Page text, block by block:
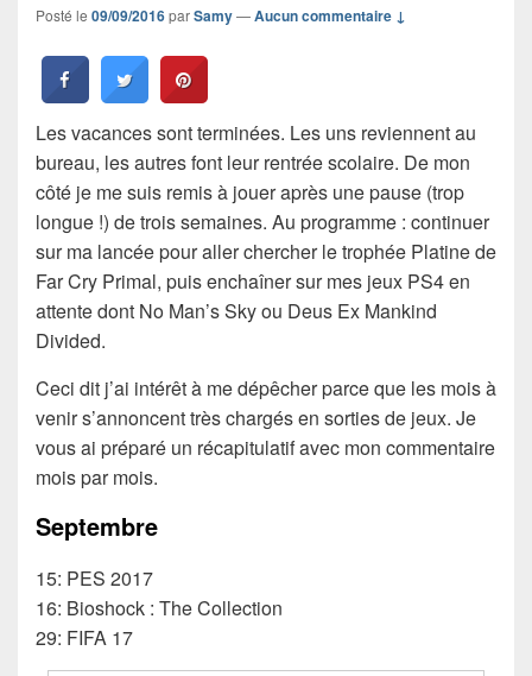
Posté le 09/09/2016parSamy—Aucun commentaire ↓
Les vacances sont terminées. Les uns reviennent au
bureau, les autres font leur rentrée scolaire. De mon
côté je me suis remis à jouer après une pause (trop
longue !) de trois semaines. Au programme : continuer
sur ma lancée pour aller chercher le trophée Platine de
Far Cry Primal, puis enchaîner sur mes jeux PS4 en
attente dont No Man’s Sky ou Deus Ex Mankind
Divided.
Ceci dit j’ai intérêt à me dépêcher parce que les mois à
venir s’annoncent très chargés en sorties de jeux. Je
vous ai préparé un récapitulatif avec mon commentaire
mois par mois.
Septembre
15: PES 2017
16: Bioshock : The Collection
29: FIFA 17